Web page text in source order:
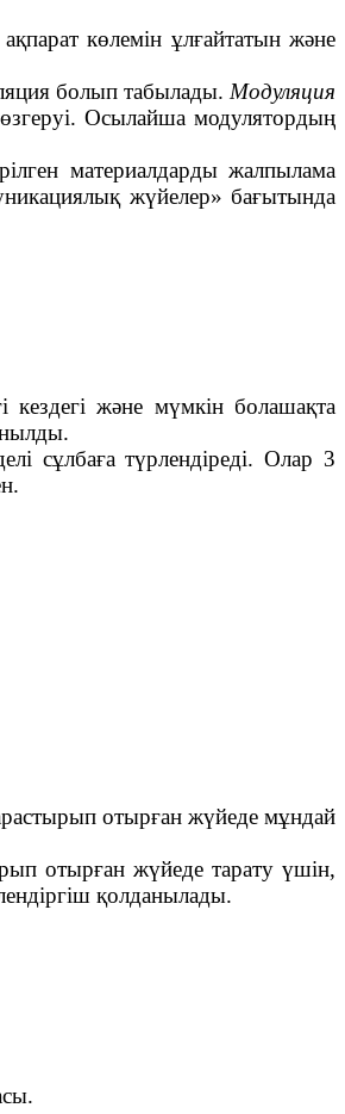
көлемін ұлғайтатын және
болып табылады. Модуляция
өзгеруі. Осылайша модулятордың
материалдарды жалпылама
жүйелер» бағытында
кездегі және мүмкін болашақта
сұлбаға түрлендіреді. Олар 3
отырған жүйеде мұндай
отырған жүйеде тарату үшін,
қолданылады.